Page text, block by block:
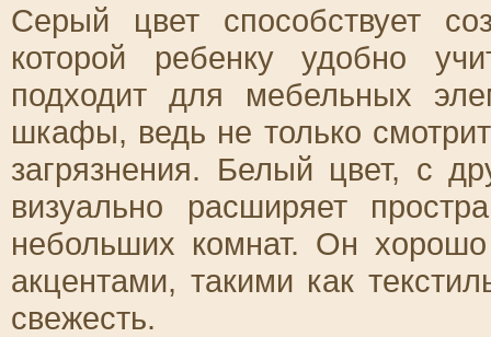
Серый цвет способствует
которой ребенку удобно
подходит для мебельных
шкафы, ведь не только
загрязнения. Белый цвет, с
визуально расширяет
небольших комнат. Он
акцентами, такими как
свежесть.